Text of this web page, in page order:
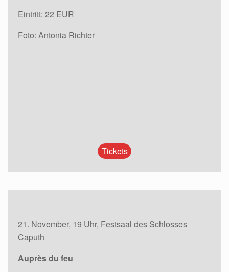
Eintritt: 22 EUR
Foto: Antonia Richter
Tickets
21. November, 19 Uhr, Festsaal des Schlosses
Caputh
Auprès du feu